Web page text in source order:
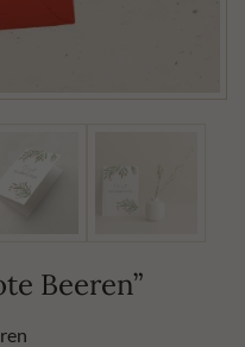
Beeren”